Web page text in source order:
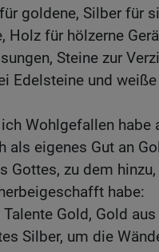
goldene, Silber für
Holz für hölzerne
Steine zur
Edelsteine und
Wohlgefallen habe
als eigenes Gut an
Gottes, zu dem
habe:
Gold, Gold
Silber, um die